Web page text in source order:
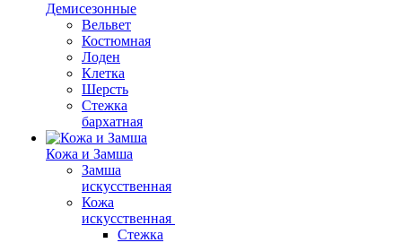
Демисезонные
Вельвет
Костюмная
Лоден
Клетка
Шерсть
Стежка
бархатная
Кожа и Замша
Замша
искусственная
Кожа
искусственная
Стежка